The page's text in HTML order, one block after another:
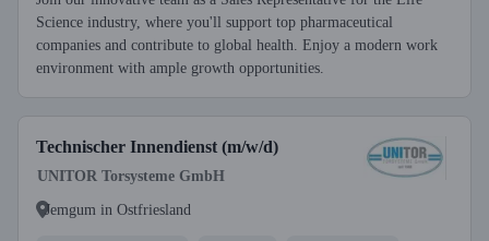
Science industry, where you'll support top pharmaceutical
companies and contribute to global health. Enjoy a modern work
environment with ample growth opportunities.
Technischer Innendienst (m/w/d)
UNITOR Torsysteme GmbH
Jemgum in Ostfriesland